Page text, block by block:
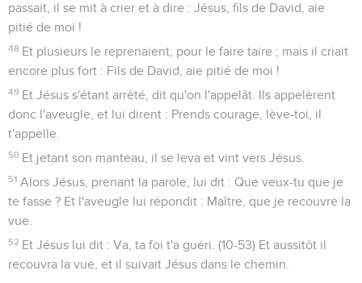
passait, il se mit à crier et à dire : Jésus, fils de David, aie
pitié de moi !
48 Et plusieurs le reprenaient, pour le faire taire ; mais il criait
encore plus fort : Fils de David, aie pitié de moi !
49 Et Jésus s'étant arrêté, dit qu'on l'appelât. Ils appelèrent
donc l'aveugle, et lui dirent : Prends courage, lève-toi, il
t'appelle.
50 Et jetant son manteau, il se leva et vint vers Jésus.
51 Alors Jésus, prenant la parole, lui dit : Que veux-tu que je
te fasse ? Et l'aveugle lui répondit : Maître, que je recouvre la
vue.
52 Et Jésus lui dit : Va, ta foi t'a guéri. (10-53) Et aussitôt il
recouvra la vue, et il suivait Jésus dans le chemin.